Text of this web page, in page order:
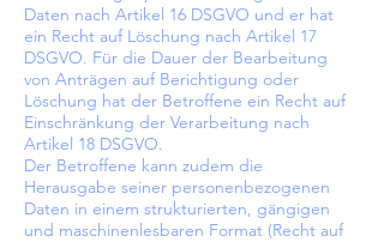
Daten nach Artikel 16 DSGVO und er hat
ein Recht auf Löschung nach Artikel 17
DSGVO. Für die Dauer der Bearbeitung
von Anträgen auf Berichtigung oder
Löschung hat der Betroffene ein Recht auf
Einschränkung der Verarbeitung nach
Artikel 18 DSGVO.
Der Betroffene kann zudem die
Herausgabe seiner personenbezogenen
Daten in einem strukturierten, gängigen
und maschinenlesbaren Format (Recht auf